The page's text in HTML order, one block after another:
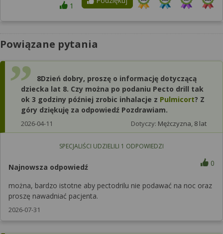
1
Powiązane pytania
8Dzień dobry, proszę o informację dotyczącą
dziecka lat 8. Czy można po podaniu Pecto drill tak
ok 3 godziny później zrobic inhalacje z Pulmicort? Z
góry dziękuję za odpowiedź Pozdrawiam.
2026-04-11 Dotyczy: Mężczyzna, 8 lat
SPECJALIŚCI UDZIELILI 1 ODPOWIEDZI
Najnowsza odpowiedź 0
można, bardzo istotne aby pectodrilu nie podawać na noc oraz
proszę nawadniać pacjenta.
2026-07-31